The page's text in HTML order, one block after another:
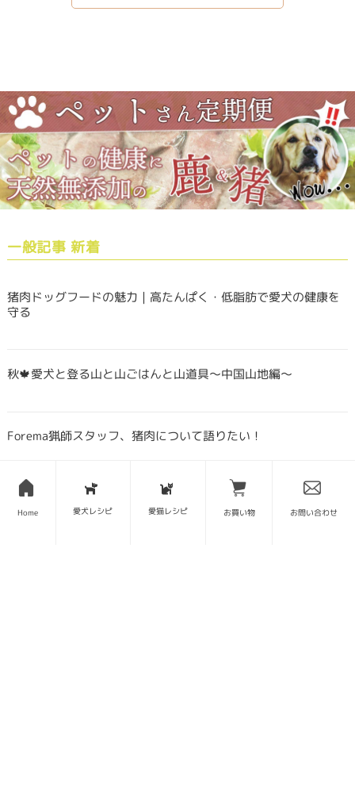
一般記事 新着
猪肉ドッグフードの魅力｜高たんぱく・低脂肪で愛犬の健康を
守る
秋🍁愛犬と登る山と山ごはんと山道具〜中国山地編〜
Forema猟師スタッフ、猪肉について語りたい！
犬・猫のごはんに「山のごちそう」をプラス！鹿・猪のジビエ
ふりかけで毎日をもっと元気に快適に
Home 愛犬レシピ 愛猫レシピ お買い物 お問い合わせ